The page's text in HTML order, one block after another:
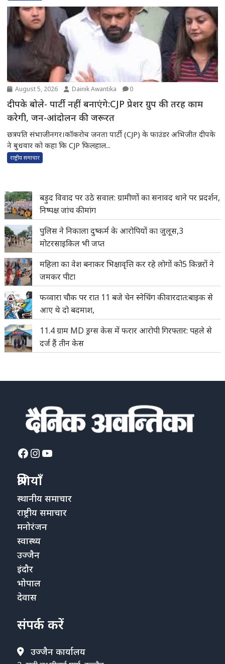
August 5, 2026 Dainik Awantika 0
दीपके बोले- पार्टी नहीं बनाएंगे:CJP प्रेशर ग्रुप की तरह काम
करेगी, जन-आंदोलन की जरूरत
छत्रपति संभाजीनगर।कॉकरोच जनता पार्टी (CJP) के फाउंडर अभिजीत दीपके
ने बुधवार को कहा कि CJP फिलहाल...
राष्ट्रीय समाचार
बड़ुद विवाद पर उठे सवाल: ग्रामीणों का सनावद थाने पर प्रदर्शन,
निष्पक्ष जांच की मांग
पुलिस ने निकाला दुष्कर्म के आरोपियों का जुलूस,3
मोटरसाइकिल भी जप्त
महिला का वेश बनाकर भिक्षावृत्ति कर रहे लोगों को5 किन्नरों ने
जमकर पीटा
फव्वारा चौक पर रात 11 बजे चेन स्नेचिंग की वारदात:बाइक से
आए थे दो बदमाश,
11.4 ग्राम MD ड्रग्स केस में फरार आरोपी गिरफ्तार: पहले से
दर्ज हैं तीन केस
Facebook
Instagram
YouTube
श्रेणियाँ
स्थानीय समाचार
राष्ट्रीय समाचार
मनोरंजन
स्वास्थ्य
उज्जैन
इंदौर
भोपाल
देवास
संपर्क करें
उज्जैन कार्यालय